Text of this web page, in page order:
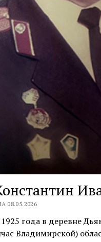
08.05.2026
года в деревне
Владимирской)